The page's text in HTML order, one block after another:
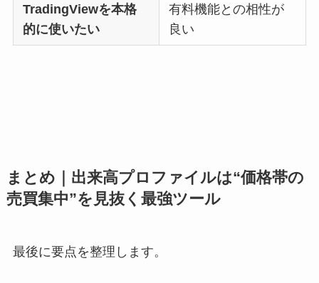
TradingViewを本格
的に使いたい
有料機能との相性が
良い
まとめ｜出来高プロファイルは“価格帯の
売買集中”を見抜く最強ツール
最後に要点を整理します。